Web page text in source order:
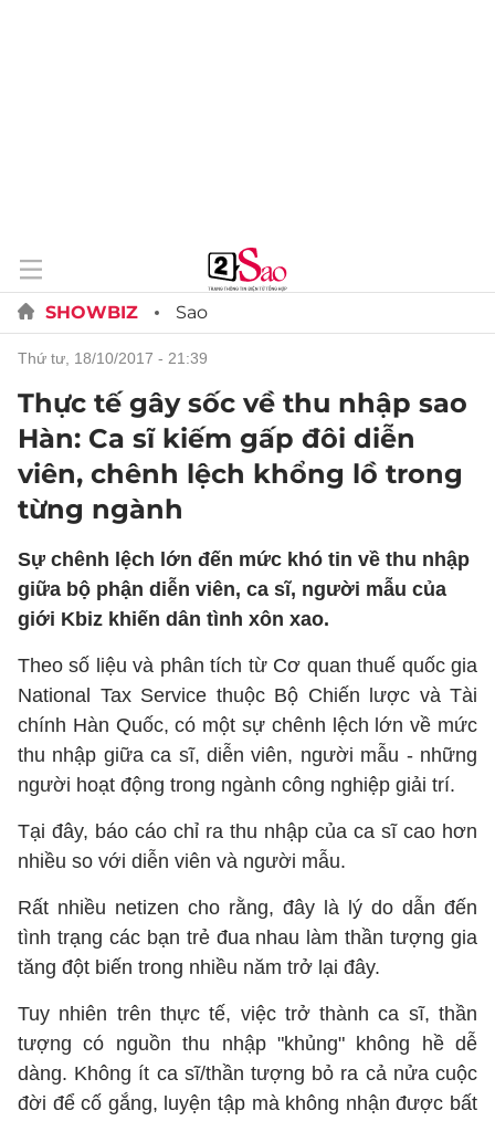
SHOWBIZ Sao
thứ tư, 18/10/2017 - 21:39
Thực tế gây sốc về thu nhập sao
Hàn: Ca sĩ kiếm gấp đôi diễn
viên, chênh lệch khổng lồ trong
từng ngành
Sự chênh lệch lớn đến mức khó tin về thu nhập
giữa bộ phận diễn viên, ca sĩ, người mẫu của
giới Kbiz khiến dân tình xôn xao.
Theo số liệu và phân tích từ Cơ quan thuế quốc gia
National Tax Service thuộc Bộ Chiến lược và Tài
chính Hàn Quốc, có một sự chênh lệch lớn về mức
thu nhập giữa ca sĩ, diễn viên, người mẫu - những
người hoạt động trong ngành công nghiệp giải trí.
Tại đây, báo cáo chỉ ra thu nhập của ca sĩ cao hơn
nhiều so với diễn viên và người mẫu.
Rất nhiều netizen cho rằng, đây là lý do dẫn đến
tình trạng các bạn trẻ đua nhau làm thần tượng gia
tăng đột biến trong nhiều năm trở lại đây.
Tuy nhiên trên thực tế, việc trở thành ca sĩ, thần
tượng có nguồn thu nhập "khủng" không hề dễ
dàng. Không ít ca sĩ/thần tượng bỏ ra cả nửa cuộc
đời để cố gắng, luyện tập mà không nhận được bất